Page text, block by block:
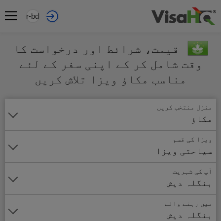
ur-bd
قیمت، شرائط اور درخواست کا
وقت شامل کر کے اپنی سفر کے لئے
مناسب مکاؤ ویزا تلاش کریں
منزل منتخب کریں
مکاؤ
ویزا کی قسم
سیاحتی ویزا
آپ کی شہریت
بنگلہ دیش
میں رہنے والے
بنگلہ دیش